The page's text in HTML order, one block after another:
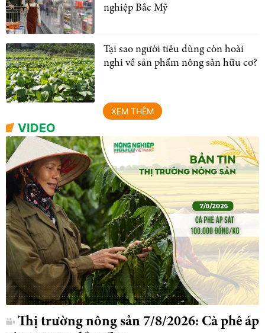
nghiệp Bắc Mỹ
Tại sao người tiêu dùng còn hoài
nghi về sản phẩm nông sản hữu cơ?
XEM THÊM
VIDEO
Thị trường nông sản 7/8/2026: Cà phê áp